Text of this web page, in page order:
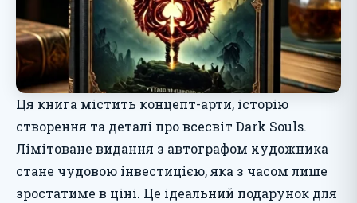
Ця книга містить концепт-арти, історію
створення та деталі про всесвіт Dark Souls.
Лімітоване видання з автографом художника
стане чудовою інвестицією, яка з часом лише
зростатиме в ціні. Це ідеальний подарунок для